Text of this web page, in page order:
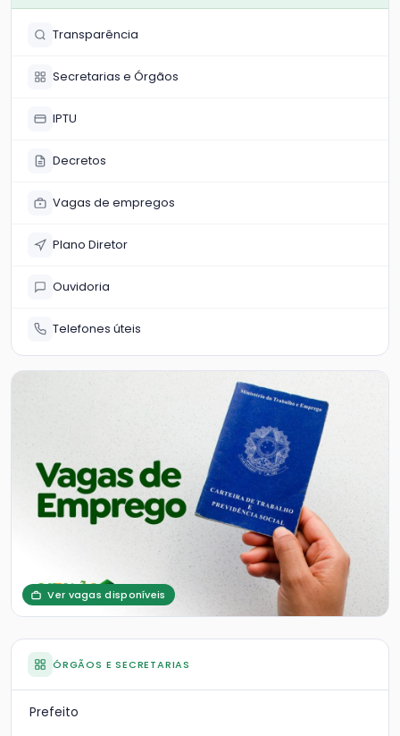
Transparência
Secretarias e Órgãos
IPTU
Decretos
Vagas de empregos
Plano Diretor
Ouvidoria
Telefones úteis
Ver vagas disponíveis
ÓRGÃOS E SECRETARIAS
Prefeito